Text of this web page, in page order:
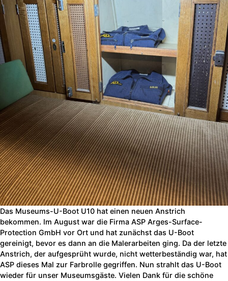
Das Museums-U-Boot U10 hat einen neuen Anstrich
bekommen. Im August war die Firma ASP Arges-Surface-
Protection GmbH vor Ort und hat zunächst das U-Boot
gereinigt, bevor es dann an die Malerarbeiten ging. Da der letzte
Anstrich, der aufgesprüht wurde, nicht wetterbeständig war, hat
ASP dieses Mal zur Farbrolle gegriffen. Nun strahlt das U-Boot
wieder für unser Museumsgäste. Vielen Dank für die schöne